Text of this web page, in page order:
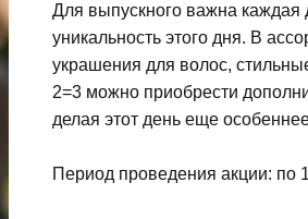
Для выпускного важна каждая
уникальность этого дня. В
украшения для волос,
2=3 можно приобрести
делая этот день еще
Период проведения акции: по